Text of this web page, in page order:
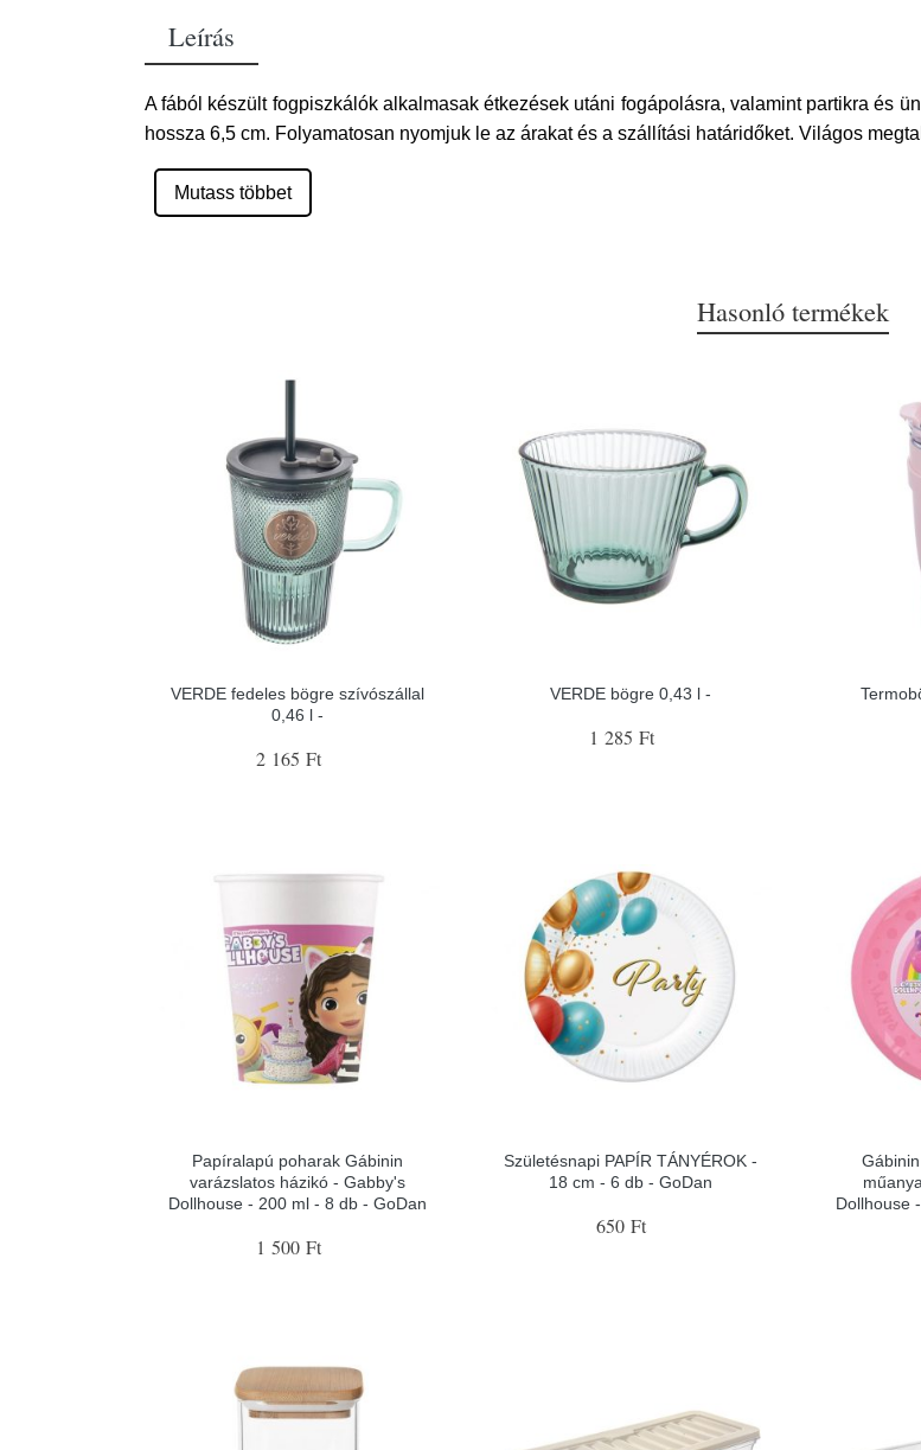
Leírás
A fából készült fogpiszkálók alkalmasak étkezések utáni fogápolásra, valamint partikra és
hossza 6,5 cm. Folyamatosan nyomjuk le az árakat és a szállítási határidőket. Világos
Mutass többet
Hasonló termékek
VERDE fedeles bögre szívószállal
0,46 l -
2 165 Ft
VERDE bögre 0,43 l -
1 285 Ft
Papíralapú poharak Gábinin
varázslatos házikó - Gabby's
Dollhouse - 200 ml - 8 db - GoDan
1 500 Ft
Születésnapi PAPÍR TÁNYÉROK -
18 cm - 6 db - GoDan
650 Ft
Dollhouse